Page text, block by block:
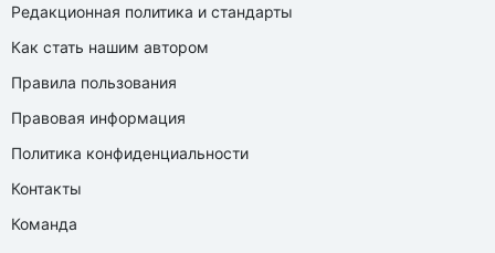
Редакционная политика и стандарты
Как стать нашим автором
Правила пользования
Правовая информация
Политика конфиденциальности
Контакты
Команда